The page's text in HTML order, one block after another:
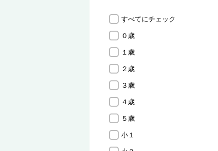
すべてにチェック
０歳
１歳
２歳
３歳
４歳
５歳
小１